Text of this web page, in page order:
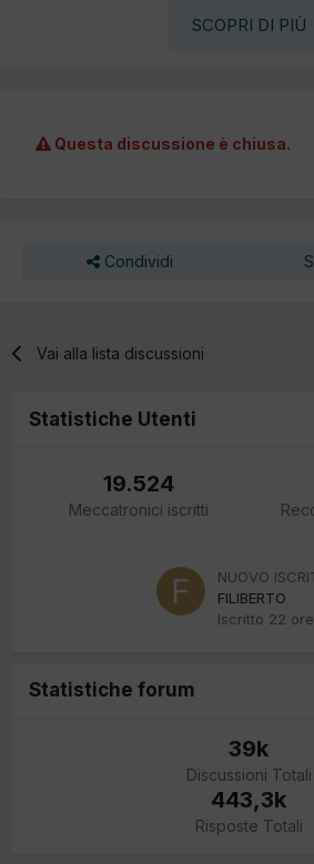
SCOPRI DI PIÙ
Questa discussione è chiusa.
Condividi
Vai alla lista discussioni
Statistiche Utenti
19.524
Meccatronici iscritti
NUOVO
FILIBERTO
Iscritto 22
Statistiche forum
39k
Discussioni Totali
443,3k
Risposte Totali